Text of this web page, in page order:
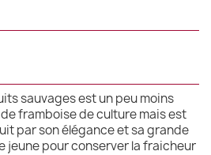
sauvages est un peu moins
framboise de culture mais est
par son élégance et sa grande
jeune pour conserver la fraicheur